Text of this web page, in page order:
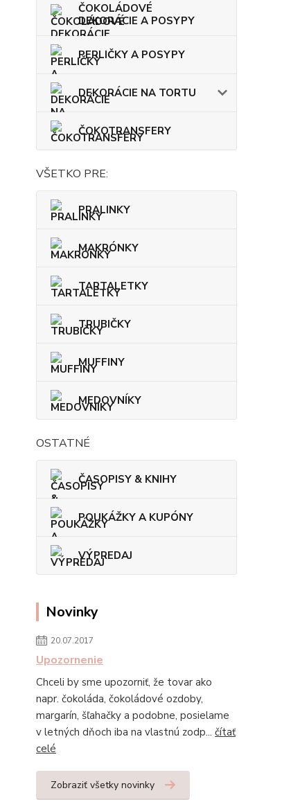
ČOKOLÁDOVÉ
DEKORÁCIE A POSYPY
PERLIČKY A POSYPY
DEKORÁCIE NA TORTU
ČOKOTRANSFERY
VŠETKO PRE:
PRALINKY
MAKRÓNKY
TARTALETKY
TRUBIČKY
MUFFINY
MEDOVNÍKY
OSTATNÉ
ČASOPISY & KNIHY
POUKÁŽKY A KUPÓNY
VÝPREDAJ
Novinky
20.07.2017
Upozornenie
Chceli by sme upozorniť, že tovar ako
napr. čokoláda, čokoládové ozdoby,
margarín, šľahačky a podobne, posielame
v letných dňoch iba na vlastnú zodp... čítať
celé
Zobraziť všetky novinky